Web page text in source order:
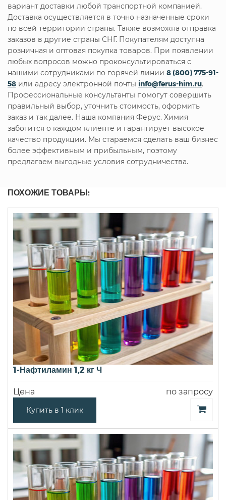
вариант доставки любой транспортной компанией.
Доставка осуществляется в точно назначенные сроки
по всей территории страны. Также возможна отправка
заказов в другие страны СНГ. Покупателям доступна
розничная и оптовая покупка товаров. При появлении
любых вопросов можно проконсультироваться с
нашими сотрудниками по горячей линии 8 (800) 775-91-
58 или адресу электронной почты info@ferus-him.ru.
Профессиональные консультанты помогут совершить
правильный выбор, уточнить стоимость, оформить
заказ и так далее. Наша компания Ферус. Химия
заботится о каждом клиенте и гарантирует высокое
качество продукции. Мы стараемся сделать ваш бизнес
более эффективным и прибыльным, поэтому
предлагаем выгодные условия сотрудничества.
ПОХОЖИЕ ТОВАРЫ:
1-Нафтиламин 1,2 кг Ч
Цена по запросу
Купить в 1 клик